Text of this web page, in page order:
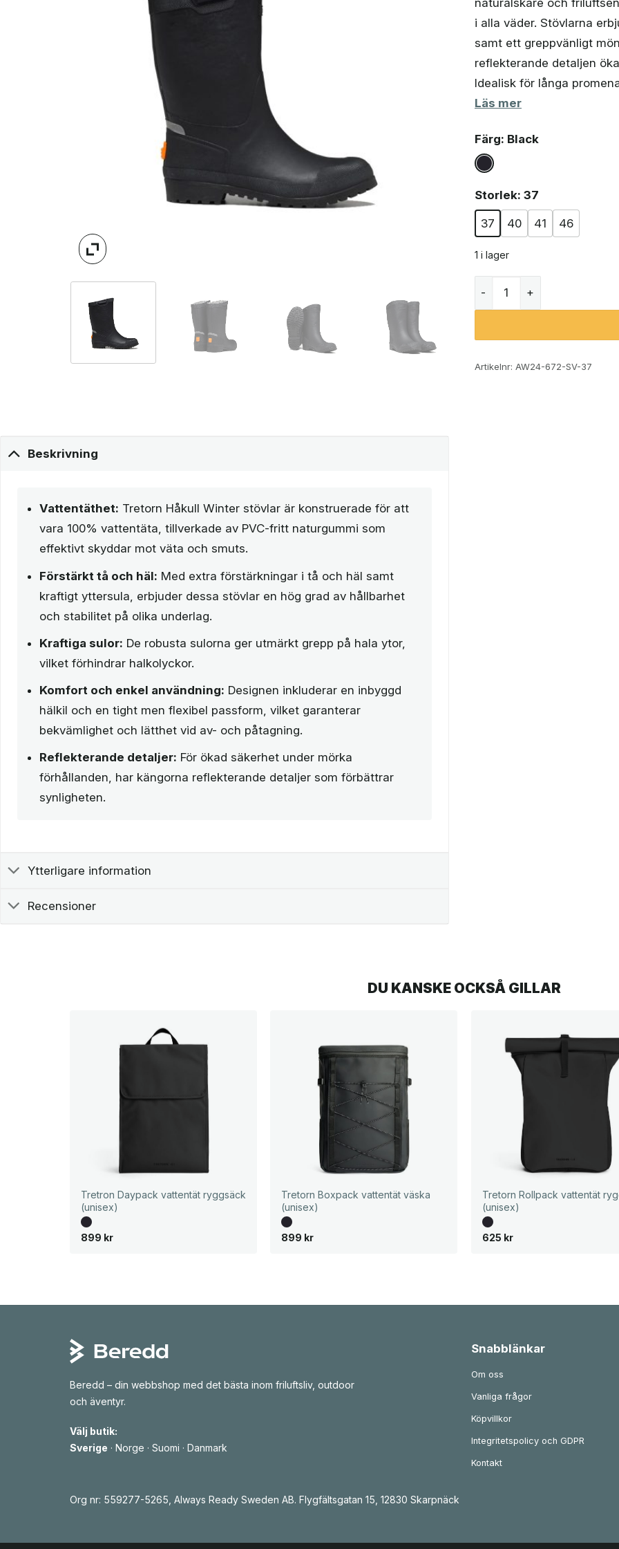
var:
740 kr.
är:
591 kr.
naturälskare och
i alla väder. Stövlarna
samt ett greppvänligt
reflekterande detaljen
Idealisk för långa
Läs mer
Färg: Black
Storlek: 37
37 40 41 46
1 i lager
Artikelnr: AW24-672-SV-37
Beskrivning
Vattentäthet: Tretorn Håkull Winter stövlar är konstruerade för att
vara 100% vattentäta, tillverkade av PVC-fritt naturgummi som
effektivt skyddar mot väta och smuts.
Förstärkt tå och häl: Med extra förstärkningar i tå och häl samt
kraftigt yttersula, erbjuder dessa stövlar en hög grad av hållbarhet
och stabilitet på olika underlag.
Kraftiga sulor: De robusta sulorna ger utmärkt grepp på hala ytor,
vilket förhindrar halkolyckor.
Komfort och enkel användning: Designen inkluderar en inbyggd
hälkil och en tight men flexibel passform, vilket garanterar
bekvämlighet och lätthet vid av- och påtagning.
Reflekterande detaljer: För ökad säkerhet under mörka
förhållanden, har kängorna reflekterande detaljer som förbättrar
synligheten.
Ytterligare information
Recensioner
DU KANSKE OCKSÅ GILLAR
Tretron Daypack vattentät ryggsäck
(unisex)
899 kr
Tretorn Boxpack vattentät väska
(unisex)
899 kr
Tretorn Rollpack vattentät
(unisex)
625 kr
Beredd – din webbshop med det bästa inom friluftsliv, outdoor
och äventyr.
Välj butik:
Sverige · Norge · Suomi · Danmark
Snabblänkar
Om oss
Vanliga frågor
Köpvillkor
Integritetspolicy och GDPR
Kontakt
Org nr: 559277-5265, Always Ready Sweden AB. Flygfältsgatan 15, 12830 Skarpnäck